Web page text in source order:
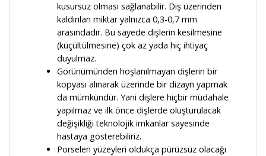
kusursuz olması sağlanabilir. Diş üzerinden
kaldırılan miktar yalnızca 0,3-0,7 mm
arasındadır. Bu sayede dişlerin kesilmesine
(küçültülmesine) çok az yada hiç ihtiyaç
duyulmaz.
Görünümünden hoşlanılmayan dişlerin bir
kopyası alınarak üzerinde bir dizayn yapmak
da mümkündür. Yani dişlere hiçbir müdahale
yapılmaz ve ilk önce dişlerde oluşturulacak
değişikliği teknolojik imkanlar sayesinde
hastaya gösterebiliriz.
Porselen yüzeyleri oldukça pürüzsüz olacağı